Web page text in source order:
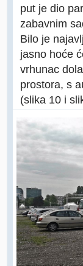
put je dio
zabavnim
Bilo je
jasno hoće
vrhunac
prostora, s
(slika 10 i